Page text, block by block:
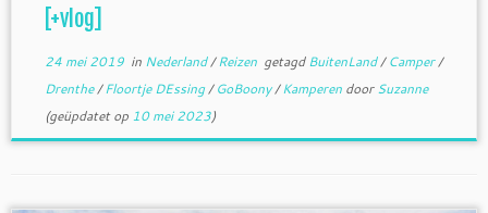
[+vlog]
24 mei 2019in Nederland/Reizen getagdBuitenLand/Camper/
Drenthe/Floortje DEssing/GoBoony/Kamperen doorSuzanne
(geüpdatet op 10 mei 2023)